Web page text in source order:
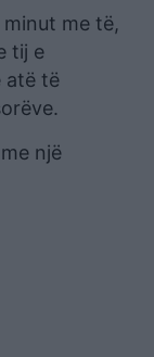
me të,
tij e
atë të
një